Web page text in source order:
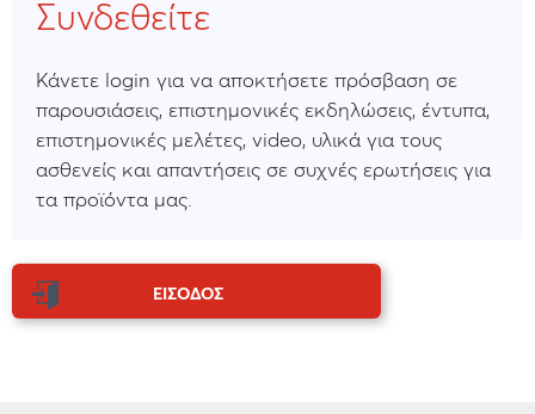
Συνδεθείτε
Κάνετε login για να αποκτήσετε πρόσβαση σε
παρουσιάσεις, επιστημονικές εκδηλώσεις, έντυπα,
επιστημονικές μελέτες, video, υλικά για τους
ασθενείς και απαντήσεις σε συχνές ερωτήσεις για
τα προϊόντα μας.
ΕΙΣΟΔΟΣ